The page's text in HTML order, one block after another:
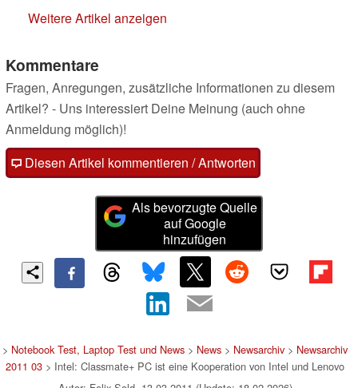
Weitere Artikel anzeigen
Kommentare
Fragen, Anregungen, zusätzliche Informationen zu diesem
Artikel? - Uns interessiert Deine Meinung (auch ohne
Anmeldung möglich)!
Diesen Artikel kommentieren / Antworten
Als bevorzugte Quelle
auf Google
hinzufügen
> Notebook Test, Laptop Test und News > News > Newsarchiv > Newsarchiv
2011 03 > Intel: Classmate+ PC ist eine Kooperation von Intel und Lenovo